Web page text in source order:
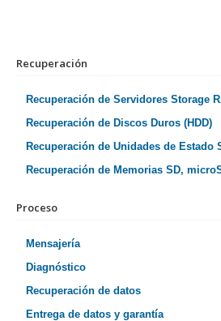
Recuperación
Recuperación de Servidores Storage
Recuperación de Discos Duros (HDD)
Recuperación de Unidades de Estado
Recuperación de Memorias SD,
Proceso
Mensajería
Diagnóstico
Recuperación de datos
Entrega de datos y garantía